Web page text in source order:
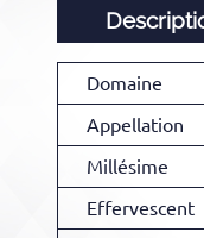
Domaine
Appellation
Millésime
Effervescent